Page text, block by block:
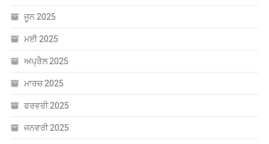
ਜੂਨ 2025
ਮਈ 2025
ਅਪ੍ਰੈਲ 2025
ਮਾਰਚ 2025
ਫਰਵਰੀ 2025
ਜਨਵਰੀ 2025